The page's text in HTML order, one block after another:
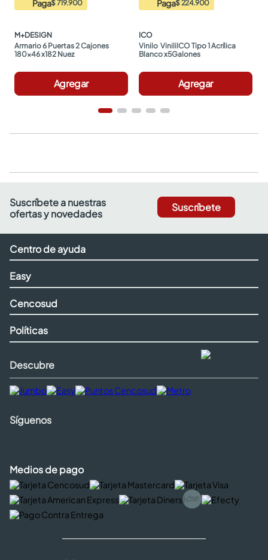
Paga$ 719.900
M+DESIGN
Armario 6 Puertas 2 Cajones
180x46 x182 Nuez
Agregar
Paga$ 224.900
ICO
Vinilo  ViniliICO Tipo 1 Acrílica
Blanco x5Galones
Agregar
Suscríbete a nuestras
ofertas y novedades
Suscríbete
Centro de ayuda
Easy
Cencosud
Políticas
Descubre
Síguenos
Medios de pago